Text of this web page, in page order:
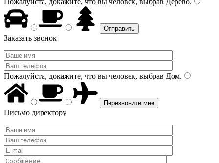
Пожалуйста, докажите, что вы человек, выбрав Дерево.
Заказать звонок
Пожалуйста, докажите, что вы человек, выбрав Дом.
Письмо директору